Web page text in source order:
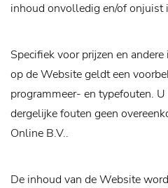
inhoud onvolledig en/of onjuist
Specifiek voor prijzen en
op de Website geldt een
programmeer- en typefouten.
dergelijke fouten geen
Online B.V..
De inhoud van de Website